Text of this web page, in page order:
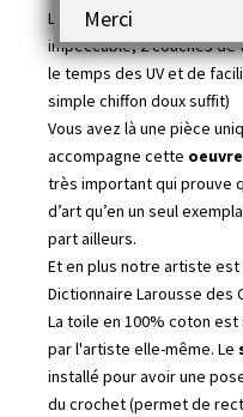
La finition du tableau
impeccable, 2 couches
le temps des UV et de
simple chiffon doux suffit)
Vous avez là une pièce
accompagne cette
très important qui prouve
d’art qu’en un seul
part ailleurs.
Et en plus notre artiste
Dictionnaire Larousse des
La toile en 100% coton
par l'artiste elle-même. Le
installé pour avoir une
du crochet (permet de
Merci